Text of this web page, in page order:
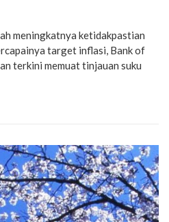
meningkatnya ketidakpastian
target inflasi, Bank of
terkini memuat tinjauan suku